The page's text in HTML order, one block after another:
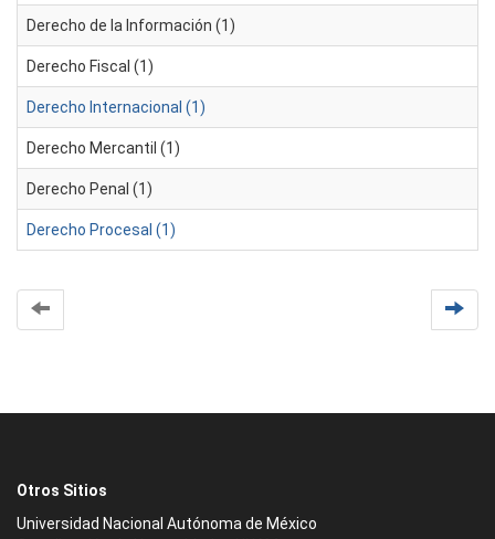
Derecho de la Información (1)
Derecho Fiscal (1)
Derecho Internacional (1)
Derecho Mercantil (1)
Derecho Penal (1)
Derecho Procesal (1)
Otros Sitios
Universidad Nacional Autónoma de México